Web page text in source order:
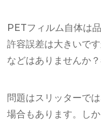
PETフィルム自体は
許容誤差は大きいで
などはありませんか
問題はスリッターで
場合もあります。し